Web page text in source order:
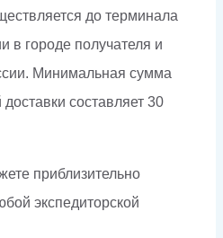
до терминала
в городе получателя и
Минимальная сумма
составляет 30
приблизительно
экспедиторской